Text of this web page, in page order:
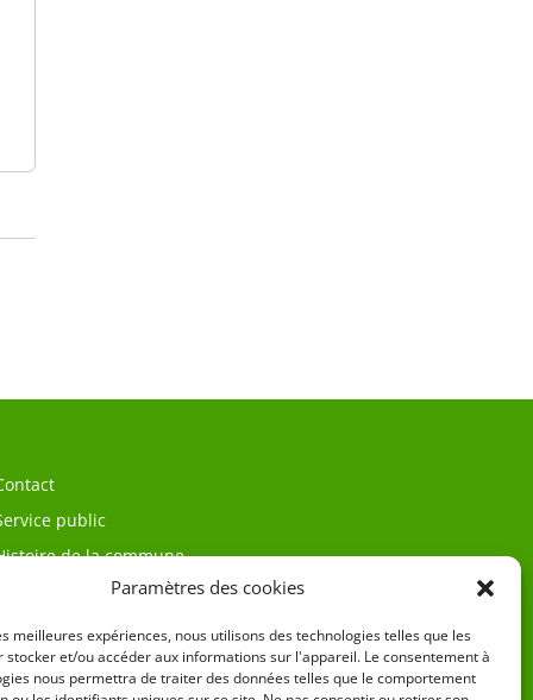
Paramètres des cookies
meilleures expériences, nous utilisons des technologies telles que les
stocker et/ou accéder aux informations sur l'appareil. Le consentement à
nous permettra de traiter des données telles que le comportement
public
de la commune